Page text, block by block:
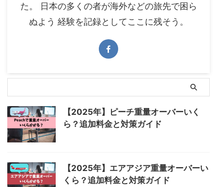
た。 日本の多くの者が海外などの旅先で困ら
ぬよう 経験を記録としてここに残そう。
【2025年】ピーチ重量オーバーいく
ら？追加料金と対策ガイド
【2025年】エアアジア重量オーバーい
くら？追加料金と対策ガイド